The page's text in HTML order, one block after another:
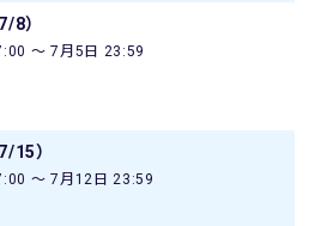
8）
〜 7月5日 23:59
15）
〜 7月12日 23:59